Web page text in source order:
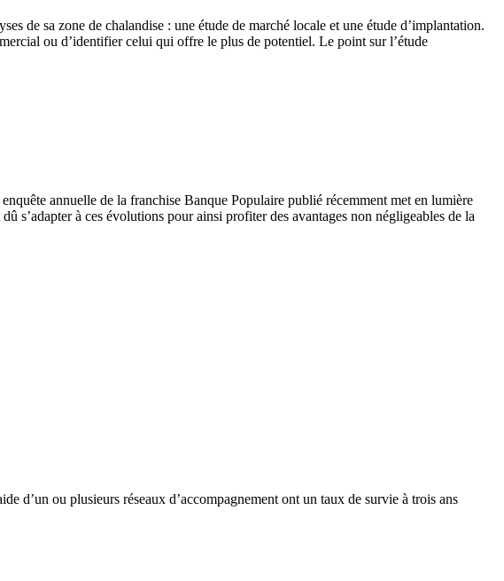
de sa zone de chalandise : une étude de marché locale et une étude d’implantation.
ou d’identifier celui qui offre le plus de potentiel. Le point sur l’étude
annuelle de la franchise Banque Populaire publié récemment met en lumière
s’adapter à ces évolutions pour ainsi profiter des avantages non négligeables de la
d’un ou plusieurs réseaux d’accompagnement ont un taux de survie à trois ans